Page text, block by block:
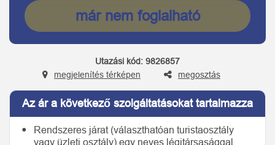
már nem foglalható
Utazási kód: 9826857
megjelenítés térképen
megosztás
Az ár a következő szolgáltatásokat tartalmazza
Rendszeres járat (választhatóan turistaosztály
vagy üzleti osztály) egy neves légitársasággal